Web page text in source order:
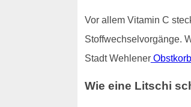
Vor allem Vitamin C
Stoffwechselvorgänge.
Stadt WehlenerObstkorb
Wie eine Litschi